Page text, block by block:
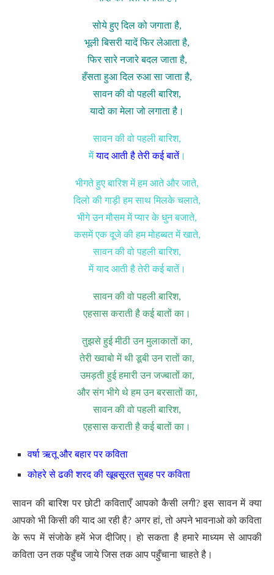
सोये हुए दिल को जगाता है,
भूली बिसरी यादें फिर लेआता है,
फिर सारे नजारे बदल जाता है,
हँसता हुआ दिल रुआ सा जाता है,
सावन की वो पहली बारिश,
यादो का मेला जो लगाता है।
सावन की वो पहली बारिश,
मेंयाद आती है तेरी कई बातें।
भीगते हुए बारिश में हम आते और जाते,
दिलो की गाड़ी हम साथ मिलके चलाते,
भीगे उन मौसम में प्यार के धुन बजाते,
कसमें एक दूजे की हम मोहब्बत में खाते,
सावन की वो पहली बारिश,
में याद आती है तेरी कई बातें।
सावन की वो पहली बारिश,
एहसास कराती है कई बातों का।
तुझसे हुई मीठी उन मुलाकातों का,
तेरी ख्वाबो में थी डूबी उन रातों का,
उमड़ती हुई हमारी उन जज्बातों का,
और संग भीगे थे हम उन बरसातों का,
सावन की वो पहली बारिश,
एहसास कराती है कई बातों का।
वर्षा ऋतू और बहार पर कविता
कोहरे से ढकी शरद की खूबसूरत सुबह पर कविता
सावन की बारिश पर छोटी कविताएँ आपको कैसी लगी? इस सावन में क्या
आपको भी किसी की याद आ रही है? अगर हां, तो अपने भावनाओ को कविता
के रूप में संजोके हमें भेज दीजिए। हो सकता है हमारे माध्यम से आपकी
कविता उन तक पहुँच जाये जिस तक आप पहुँचाना चाहते है।